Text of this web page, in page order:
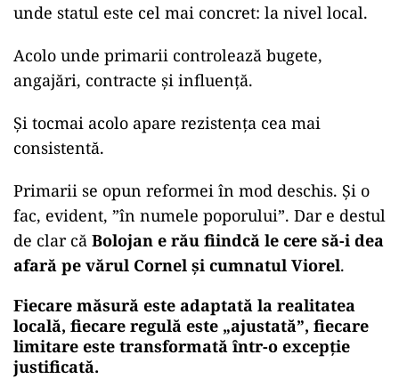
unde statul este cel mai concret: la nivel local.
Acolo unde primarii controlează bugete,
angajări, contracte și influență.
Și tocmai acolo apare rezistența cea mai
consistentă.
Primarii se opun reformei în mod deschis. Și o
fac, evident, ”în numele poporului”. Dar e destul
de clar că Bolojan e rău fiindcă le cere să-i dea
afară pe vărul Cornel și cumnatul Viorel.
Fiecare măsură este adaptată la realitatea
locală, fiecare regulă este „ajustată”, fiecare
limitare este transformată într-o excepție
justificată.